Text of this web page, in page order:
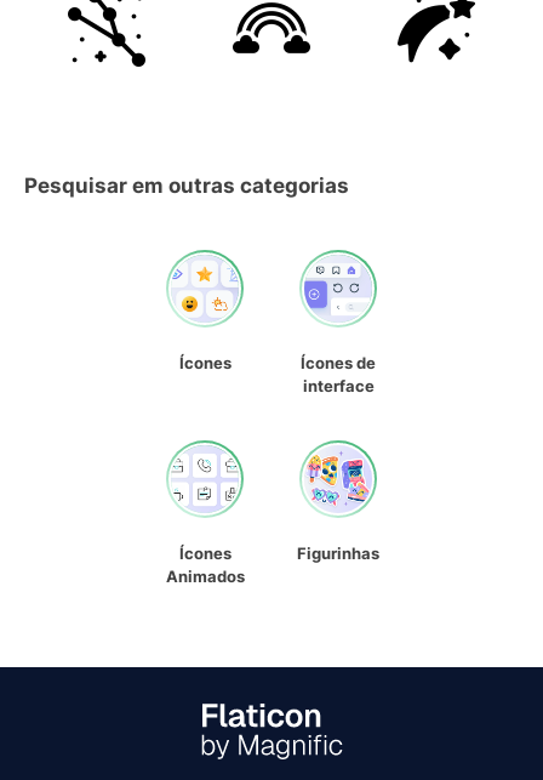
Pesquisar em outras categorias
Ícones
Ícones de
interface
Ícones
Animados
Figurinhas